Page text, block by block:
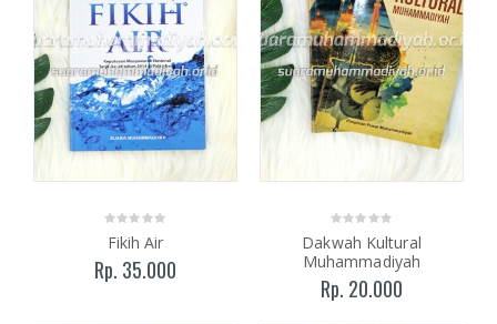
Fikih Air
Rp. 35.000
Dakwah Kultural
Muhammadiyah
Rp. 20.000